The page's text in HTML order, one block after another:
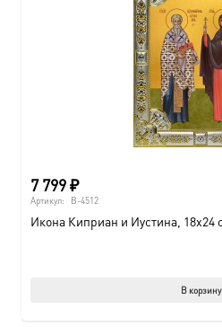
7 799₽
Артикул: B-4512
Икона Киприан и Иустина, 18х24
В корзину